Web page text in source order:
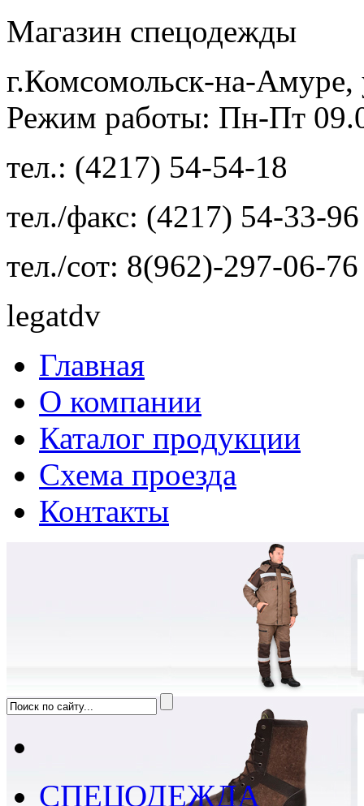
Магазин спецодежды
г.Комсомольск-на-
Режим работы: Пн-Пт
тел.: (4217) 54-54-18
тел./факс: (4217) 54-33-96
тел./сот: 8(962)-297-06-76
legatdv
Главная
О компании
Каталог продукции
Схема проезда
Контакты
СПЕЦОДЕЖДА